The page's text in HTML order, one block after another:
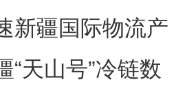
示教育会议
新疆国际物流产
合示范区新疆分
“天山号”冷链数